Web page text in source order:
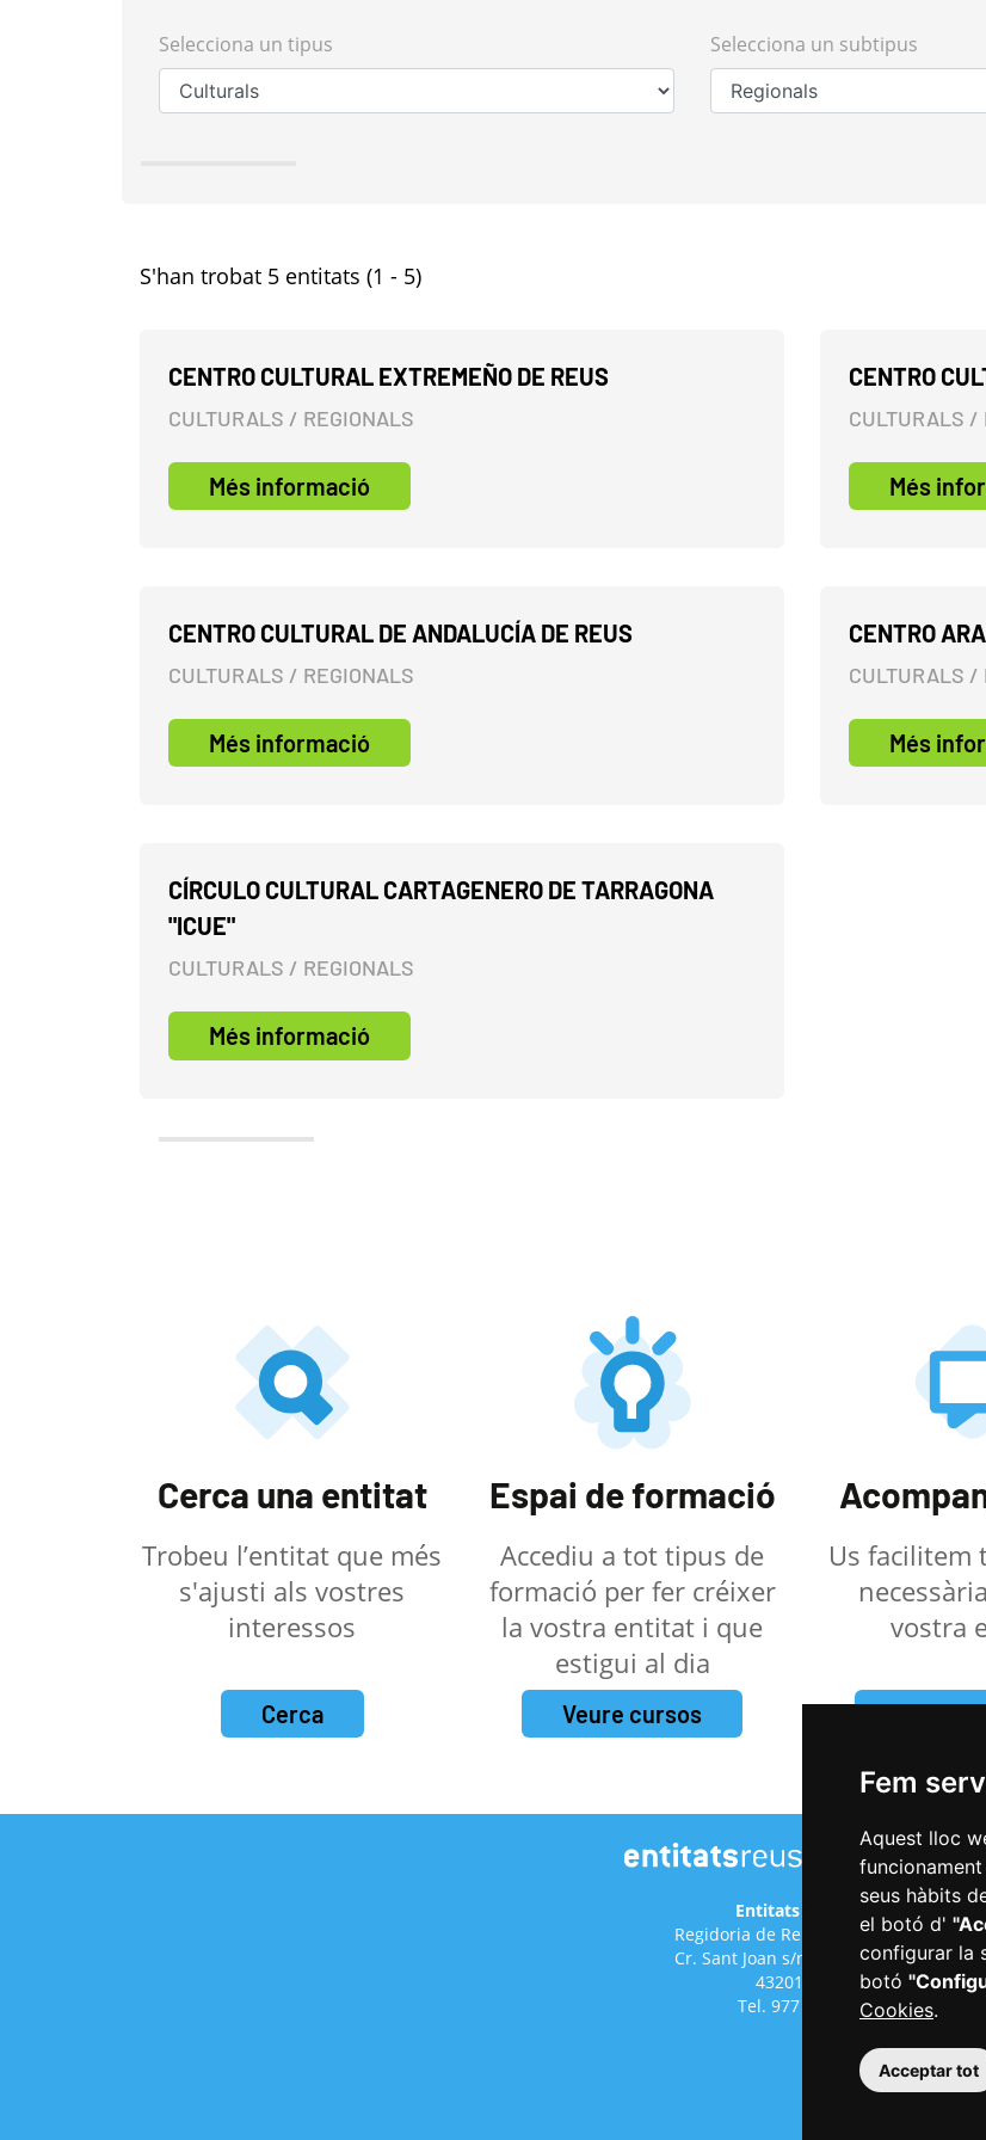
Fem
Aquest lloc
seus hàbits
el botó d'
configurar la
botó
Cookies.
Acceptar tot
Selecciona un tipus Selecciona un subtipus
S'han trobat 5 entitats (1 - 5)
CENTRO CULTURAL EXTREMEÑO DE REUS
CULTURALS / REGIONALS
Més informació
CENTRO
CULTURALS /
Més
CENTRO CULTURAL DE ANDALUCÍA DE REUS
CULTURALS / REGIONALS
Més informació
CENTRO
CULTURALS /
Més
CÍRCULO CULTURAL CARTAGENERO DE TARRAGONA
"ICUE"
CULTURALS / REGIONALS
Més informació
Cerca una entitat
Trobeu l’entitat que més
s'ajusti als vostres
interessos
Cerca
Espai de formació
Accediu a tot tipus de
formació per fer créixer
la vostra entitat i que
estigui al dia
Veure cursos
Us facilitem
vostra
Fer una
Entitats de Reus
Regidoria de Relacions Cíviques
Cr. Sant Joan s/n (antic hospital)
43201 Reus
Tel. 977 010 029